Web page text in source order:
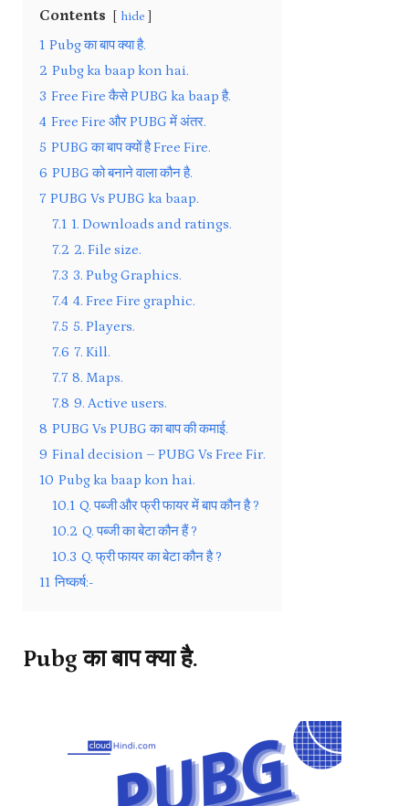
Contents hide
1 Pubg का बाप क्या है.
2 Pubg ka baap kon hai.
3 Free Fire कैसे PUBG ka baap है.
4 Free Fire और PUBG में अंतर.
5 PUBG का बाप क्यों है Free Fire.
6 PUBG को बनाने वाला कौन है.
7 PUBG Vs PUBG ka baap.
7.1 1. Downloads and ratings.
7.2 2. File size.
7.3 3. Pubg Graphics.
7.4 4. Free Fire graphic.
7.5 5. Players.
7.6 7. Kill.
7.7 8. Maps.
7.8 9. Active users.
8 PUBG Vs PUBG का बाप की कमाई.
9 Final decision – PUBG Vs Free Fir.
10 Pubg ka baap kon hai.
10.1 Q. पब्जी और फ्री फायर में बाप कौन है ?
10.2 Q. पब्जी का बेटा कौन हैं ?
10.3 Q. फ्री फायर का बेटा कौन है ?
11 निष्कर्ष:-
Pubg का बाप क्या है.